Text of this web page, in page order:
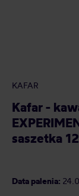
KAFAR
Kafar -
saszetka
Data palenia: